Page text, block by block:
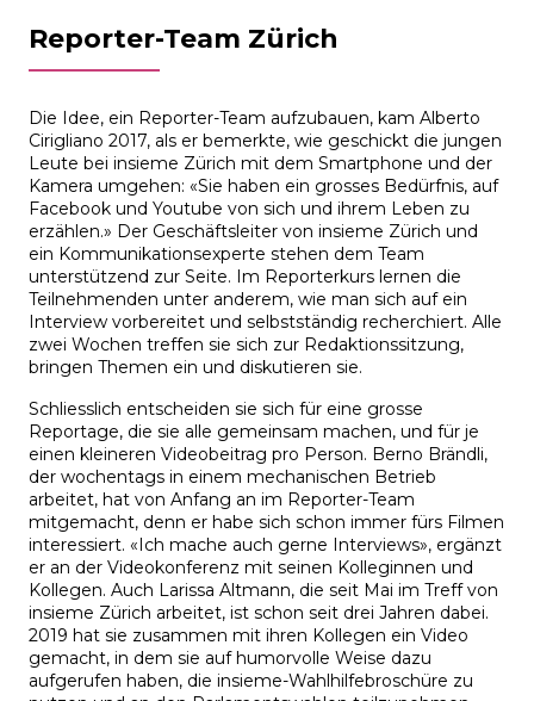
Reporter-Team Zürich
Die Idee, ein Reporter-Team aufzubauen, kam Alberto
Cirigliano 2017, als er bemerkte, wie geschickt die jungen
Leute bei insieme Zürich mit dem Smartphone und der
Kamera umgehen: «Sie haben ein grosses Bedürfnis, auf
Facebook und Youtube von sich und ihrem Leben zu
erzählen.» Der Geschäftsleiter von insieme Zürich und
ein Kommunikationsexperte stehen dem Team
unterstützend zur Seite. Im Reporterkurs lernen die
Teilnehmenden unter anderem, wie man sich auf ein
Interview vorbereitet und selbstständig recherchiert. Alle
zwei Wochen treffen sie sich zur Redaktionssitzung,
bringen Themen ein und diskutieren sie.
Schliesslich entscheiden sie sich für eine grosse
Reportage, die sie alle gemeinsam machen, und für je
einen kleineren Videobeitrag pro Person. Berno Brändli,
der wochentags in einem mechanischen Betrieb
arbeitet, hat von Anfang an im Reporter-Team
mitgemacht, denn er habe sich schon immer fürs Filmen
interessiert. «Ich mache auch gerne Interviews», ergänzt
er an der Videokonferenz mit seinen Kolleginnen und
Kollegen. Auch Larissa Altmann, die seit Mai im Treff von
insieme Zürich arbeitet, ist schon seit drei Jahren dabei.
2019 hat sie zusammen mit ihren Kollegen ein Video
gemacht, in dem sie auf humorvolle Weise dazu
aufgerufen haben, die insieme-Wahlhilfebroschüre zu